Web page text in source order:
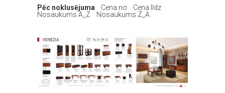
Pēc noklusējuma
Cena no
Cena līdz
Nosaukums A_Z
Nosaukums Z_A